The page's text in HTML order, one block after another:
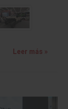
Leer más »